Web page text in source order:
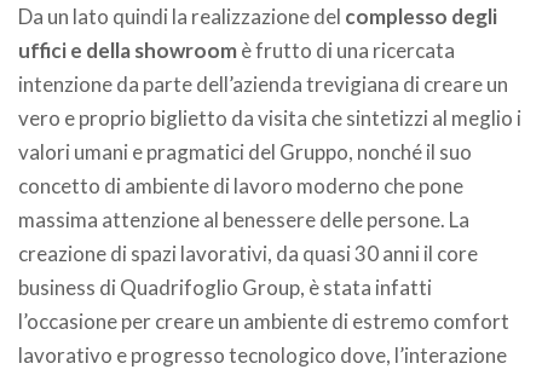
Da un lato quindi la realizzazione del complesso degli
uffici e della showroomè frutto di una ricercata
intenzione da parte dell’azienda trevigiana di creare un
vero e proprio biglietto da visita che sintetizzi al meglio i
valori umani e pragmatici del Gruppo, nonché il suo
concetto di ambiente di lavoro moderno che pone
massima attenzione al benessere delle persone. La
creazione di spazi lavorativi, da quasi 30 anni il core
business di Quadrifoglio Group, è stata infatti
l’occasione per creare un ambiente di estremo comfort
lavorativo e progresso tecnologico dove, l’interazione